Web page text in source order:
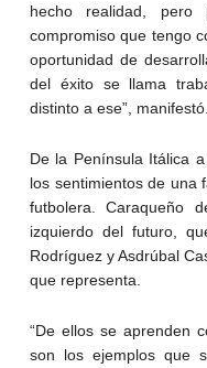
hecho realidad,
compromiso que tengo
oportunidad de
del éxito se llama
distinto a ese”, manifestó.
De la Península Itálica
los sentimientos de una
futbolera. Caraqueño
izquierdo del futuro,
Rodríguez y Asdrúbal
que representa.
“De ellos se aprenden
son los ejemplos que